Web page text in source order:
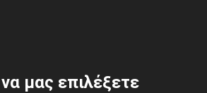
να μας επιλέξετε